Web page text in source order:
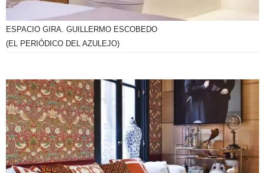
ESPACIO GIRA. GUILLERMO ESCOBEDO
(EL PERIÓDICO DEL AZULEJO)